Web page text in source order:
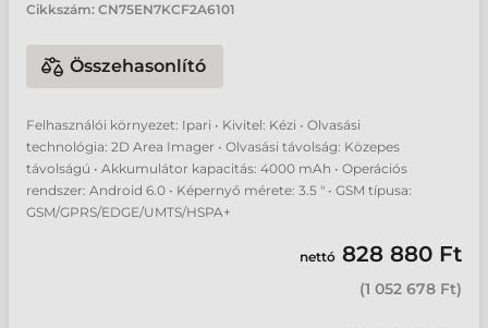
Cikkszám: CN75EN7KCF2A6101
Összehasonlító
Felhasználói környezet: Ipari • Kivitel: Kézi • Olvasási
technológia: 2D Area Imager • Olvasási távolság: Közepes
távolságú • Akkumulátor kapacitás: 4000 mAh • Operációs
rendszer: Android 6.0 • Képernyő mérete: 3.5 " • GSM típusa:
GSM/GPRS/EDGE/UMTS/HSPA+
nettó 828 880 Ft
(1 052 678 Ft)